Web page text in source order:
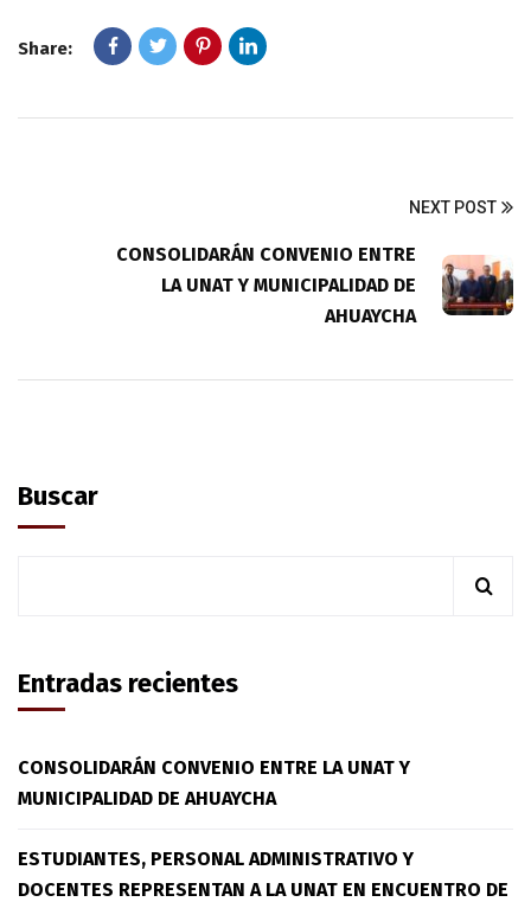
Share:
NEXT POST
CONSOLIDARÁN CONVENIO ENTRE
LA UNAT Y MUNICIPALIDAD DE
AHUAYCHA
Buscar
Entradas recientes
CONSOLIDARÁN CONVENIO ENTRE LA UNAT Y
MUNICIPALIDAD DE AHUAYCHA
ESTUDIANTES, PERSONAL ADMINISTRATIVO Y
DOCENTES REPRESENTAN A LA UNAT EN ENCUENTRO DE